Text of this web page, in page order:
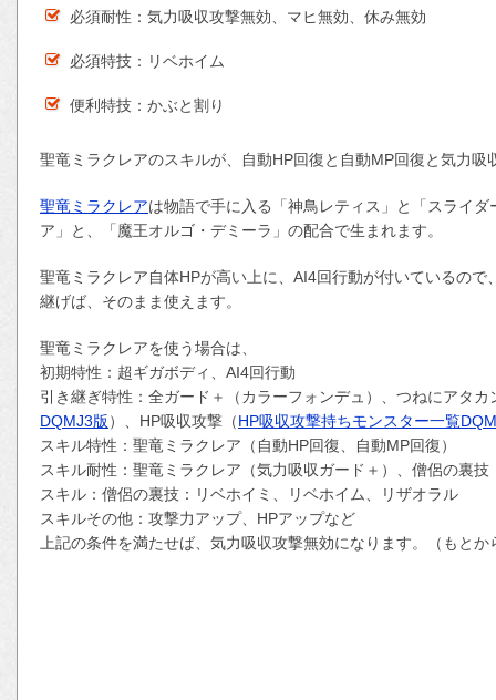
必須耐性：気力吸収攻撃無効、マヒ無効、休み無効
必須特技：リベホイム
便利特技：かぶと割り
聖竜ミラクレアのスキルが、自動HP回復と自動MP回復と気力
聖竜ミラクレアは物語で手に入る「神鳥レティス」と「スライ
ア」と、「魔王オルゴ・デミーラ」の配合で生まれます。
聖竜ミラクレア自体HPが高い上に、AI4回行動が付いているの
継げば、そのまま使えます。
聖竜ミラクレアを使う場合は、
初期特性：超ギガボディ、AI4回行動
引き継ぎ特性：全ガード＋（カラーフォンデュ）、つねにアタカ
DQMJ3版）、HP吸収攻撃（HP吸収攻撃持ちモンスター一覧
スキル特性：聖竜ミラクレア（自動HP回復、自動MP回復）
スキル耐性：聖竜ミラクレア（気力吸収ガード＋）、僧侶の裏
スキル：僧侶の裏技：リベホイミ、リベホイム、リザオラル
スキルその他：攻撃力アップ、HPアップなど
上記の条件を満たせば、気力吸収攻撃無効になります。（もと